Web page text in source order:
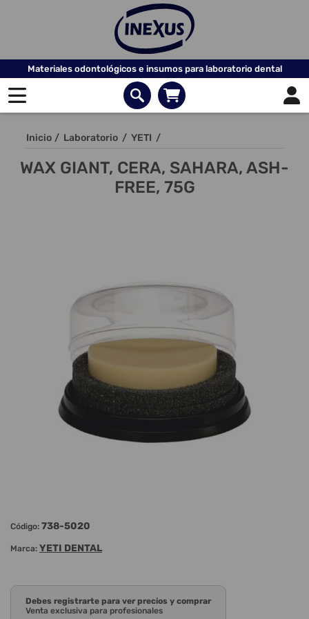
Materiales odontológicos e insumos para laboratorio dental
Inicio / Laboratorio / YETI /
WAX GIANT, CERA, SAHARA, ASH-
FREE, 75G
Código: 738-5020
Marca: YETI DENTAL
Debes registrarte para ver precios y comprar
Venta exclusiva para profesionales